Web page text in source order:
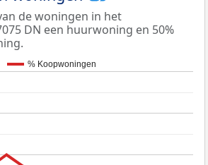
de woningen in het
DN een huurwoning en 50%
% Koopwoningen